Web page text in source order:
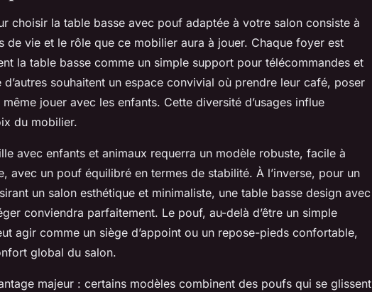
choisir la table basse avec pouf adaptée à votre salon consiste à
de vie et le rôle que ce mobilier aura à jouer. Chaque foyer est
la table basse comme un simple support pour télécommandes et
souhaitent un espace convivial où prendre leur café, poser
jouer avec les enfants. Cette diversité d’usages influe
du mobilier.
avec enfants et animaux requerra un modèle robuste, facile à
avec un pouf équilibré en termes de stabilité. À l’inverse, pour un
un salon esthétique et minimaliste, une table basse design avec
conviendra parfaitement. Le pouf, au-delà d’être un simple
agir comme un siège d’appoint ou un repose-pieds confortable,
global du salon.
majeur : certains modèles combinent des poufs qui se glissent